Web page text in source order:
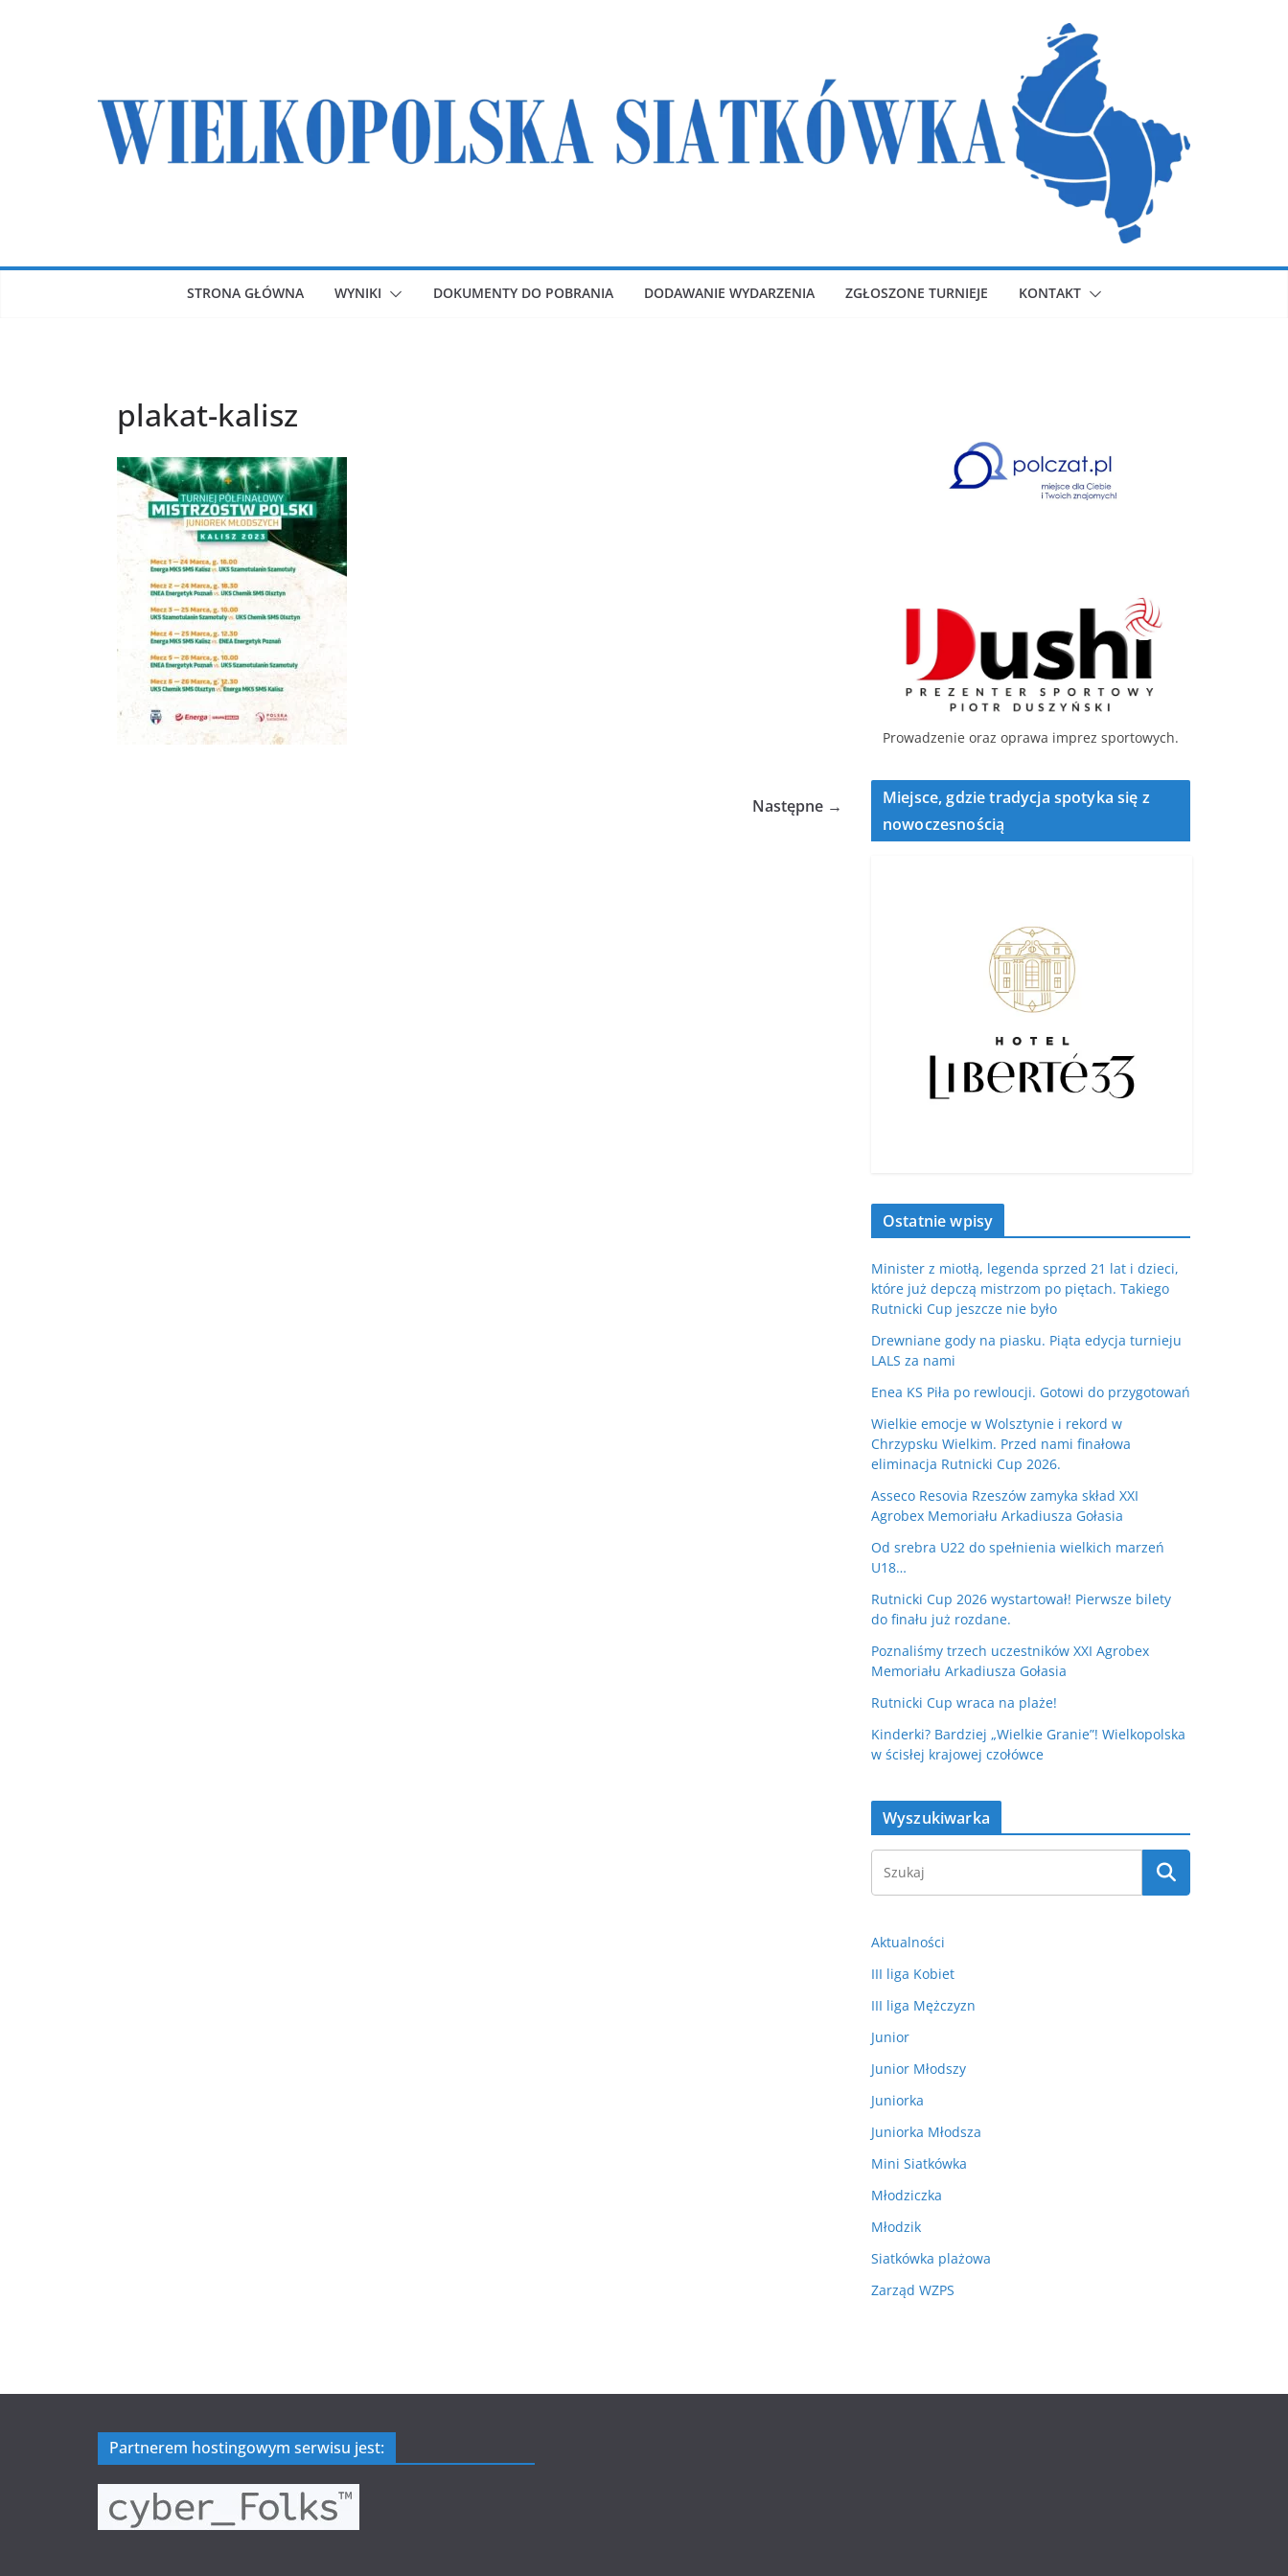
STRONA GŁÓWNA WYNIKI DOKUMENTY DO POBRANIA DODAWANIE WYDARZENIA ZGŁOSZONE TURNIEJE KONTAKT
plakat-kalisz
Następne →
Prowadzenie oraz oprawa imprez sportowych.
Miejsce, gdzie tradycja spotyka się z
nowoczesnością
Ostatnie wpisy
Minister z miotłą, legenda sprzed 21 lat i dzieci,
które już depczą mistrzom po piętach. Takiego
Rutnicki Cup jeszcze nie było
Drewniane gody na piasku. Piąta edycja turnieju
LALS za nami
Enea KS Piła po rewloucji. Gotowi do przygotowań
Wielkie emocje w Wolsztynie i rekord w
Chrzypsku Wielkim. Przed nami finałowa
eliminacja Rutnicki Cup 2026.
Asseco Resovia Rzeszów zamyka skład XXI
Agrobex Memoriału Arkadiusza Gołasia
Od srebra U22 do spełnienia wielkich marzeń
U18…
Rutnicki Cup 2026 wystartował! Pierwsze bilety
do finału już rozdane.
Poznaliśmy trzech uczestników XXI Agrobex
Memoriału Arkadiusza Gołasia
Rutnicki Cup wraca na plaże!
Kinderki? Bardziej „Wielkie Granie”! Wielkopolska
w ścisłej krajowej czołówce
Wyszukiwarka
Aktualności
III liga Kobiet
III liga Mężczyzn
Junior
Junior Młodszy
Juniorka
Juniorka Młodsza
Mini Siatkówka
Młodziczka
Młodzik
Siatkówka plażowa
Zarząd WZPS
Partnerem hostingowym serwisu jest: